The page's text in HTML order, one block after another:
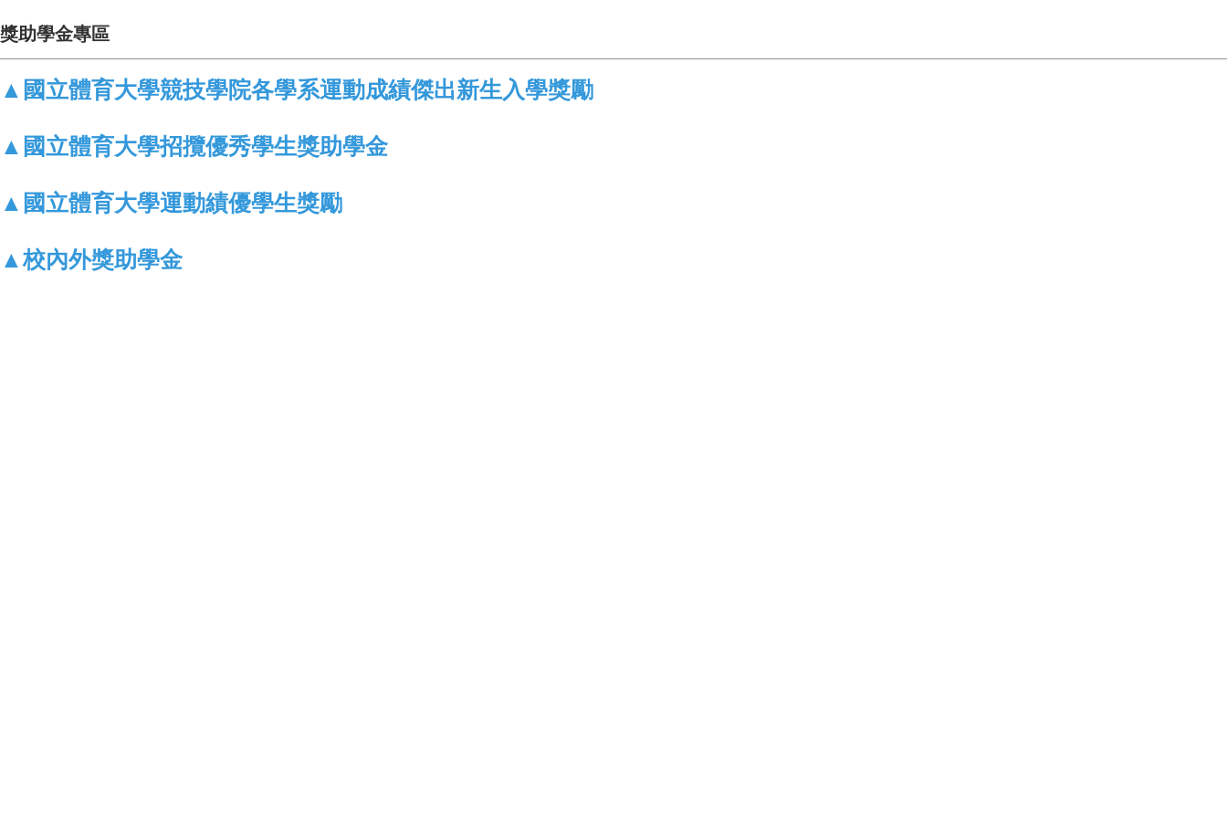
獎助學金專區
▲國立體育大學競技學院各學系運動成績傑出新生入學獎勵
▲國立體育大學招攬優秀學生獎助學金
▲國立體育大學運動績優學生獎勵
▲校內外獎助學金